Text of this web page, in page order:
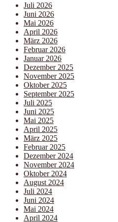
Juli 2026
Juni 2026
Mai 2026
April 2026
März 2026
Februar 2026
Januar 2026
Dezember 2025
November 2025
Oktober 2025
September 2025
Juli 2025
Juni 2025
Mai 2025
April 2025
März 2025
Februar 2025
Dezember 2024
November 2024
Oktober 2024
August 2024
Juli 2024
Juni 2024
Mai 2024
April 2024